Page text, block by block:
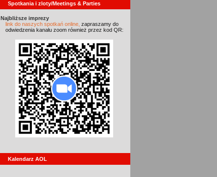
Spotkania i zloty/Meetings & Parties
Najbliższe imprezy
link do naszych spotkań online, zapraszamy do
odwiedzenia kanału zoom również przez kod QR:
Kalendarz AOL